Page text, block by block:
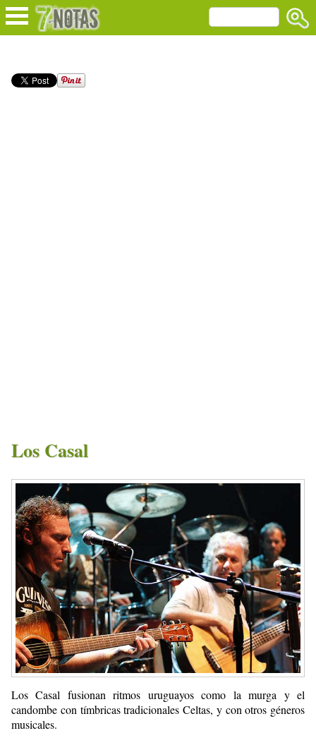
Los Casal
Los Casal fusionan ritmos uruguayos como la murga y el
candombe con tímbricas tradicionales Celtas, y con otros géneros
musicales.